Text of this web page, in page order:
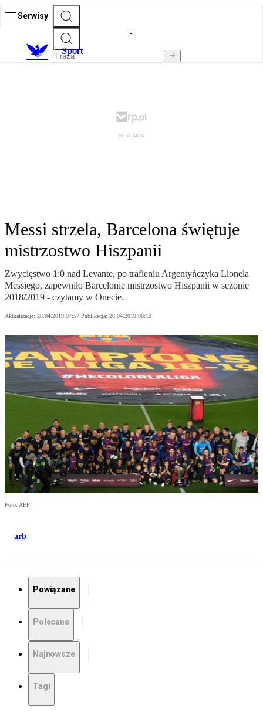
Serwisy
Sport
Messi strzela, Barcelona świętuje
mistrzostwo Hiszpanii
Zwycięstwo 1:0 nad Levante, po trafieniu Argentyńczyka Lionela
Messiego, zapewniło Barcelonie mistrzostwo Hiszpanii w sezonie
2018/2019 - czytamy w Onecie.
Aktualizacja: 28.04.2019 07:57 Publikacja: 28.04.2019 06:19
Foto: AFP
arb
Powiązane
Polecane
Najnowsze
Tagi